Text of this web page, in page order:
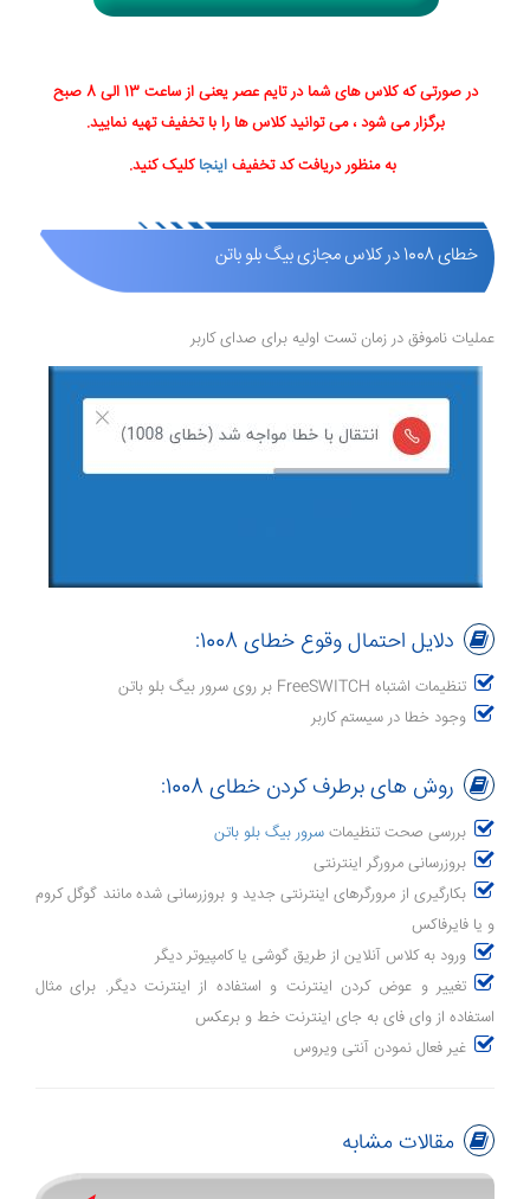
در صورتی که کلاس های شما در تایم عصر یعنی از ساعت 13 الی 8 صبح
برگزار می شود ، می توانید کلاس ها را با تخفیف تهیه نمایید.
به منظور دریافت کد تخفیف اینجا کلیک کنید.
خطای 1008 در کلاس مجازی بیگ بلو باتن
عملیات ناموفق در زمان تست اولیه برای صدای کاربر
دلایل احتمال وقوع خطای 1008:
تنظیمات اشتباه FreeSWITCH بر روی سرور بیگ بلو باتن
وجود خطا در سیستم کاربر
روش های برطرف کردن خطای 1008:
بررسی صحت تنظیمات سرور بیگ بلو باتن
بروزرسانی مرورگر اینترنتی
بکارگیری از مرورگرهای اینترنتی جدید و بروزرسانی شده مانند گوگل کروم
و یا فایرفاکس
ورود به کلاس آنلاین از طریق گوشی یا کامپیوتر دیگر
تغییر و عوض کردن اینترنت و استفاده از اینترنت دیگر. برای مثال
استفاده از وای فای به جای اینترنت خط و برعکس
غیر فعال نمودن آنتی ویروس
مقالات مشابه